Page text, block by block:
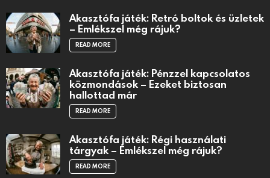
Akasztófa játék: Retró boltok és üzletek
– Emlékszel még rájuk?
READ MORE
Akasztófa játék: Pénzzel kapcsolatos
közmondások – Ezeket biztosan
hallottad már
READ MORE
Akasztófa játék: Régi használati
tárgyak – Emlékszel még rájuk?
READ MORE